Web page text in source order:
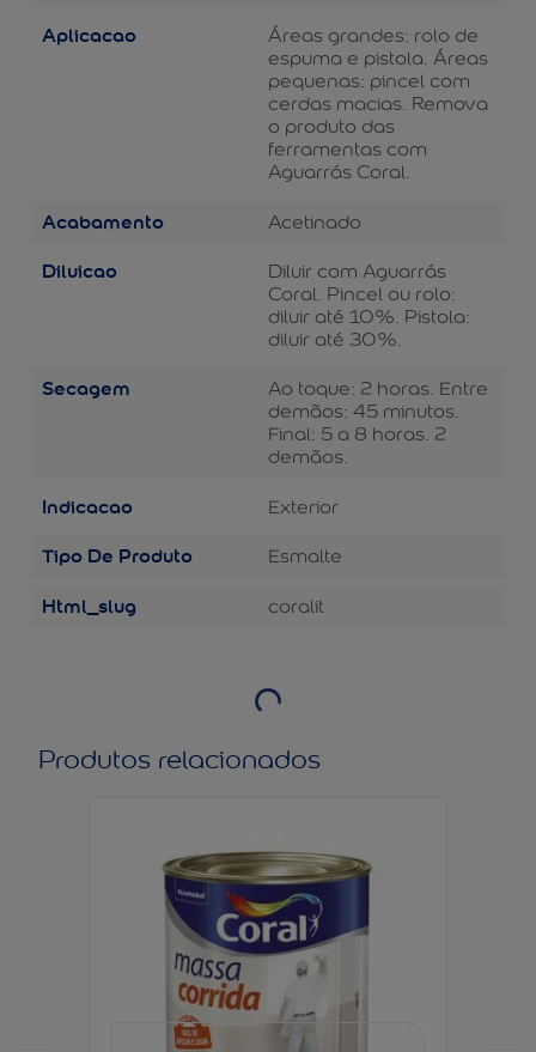
Aplicacao
Áreas grandes: rolo de
espuma e pistola. Áreas
pequenas: pincel com
cerdas macias. Remova
o produto das
ferramentas com
Aguarrás Coral.
Acabamento Acetinado
Diluicao
Diluir com Aguarrás
Coral. Pincel ou rolo:
diluir até 10%. Pistola:
diluir até 30%.
Secagem
Ao toque: 2 horas. Entre
demãos: 45 minutos.
Final: 5 a 8 horas. 2
demãos.
Indicacao Exterior
Tipo De Produto Esmalte
Html_slug coralit
Produtos relacionados